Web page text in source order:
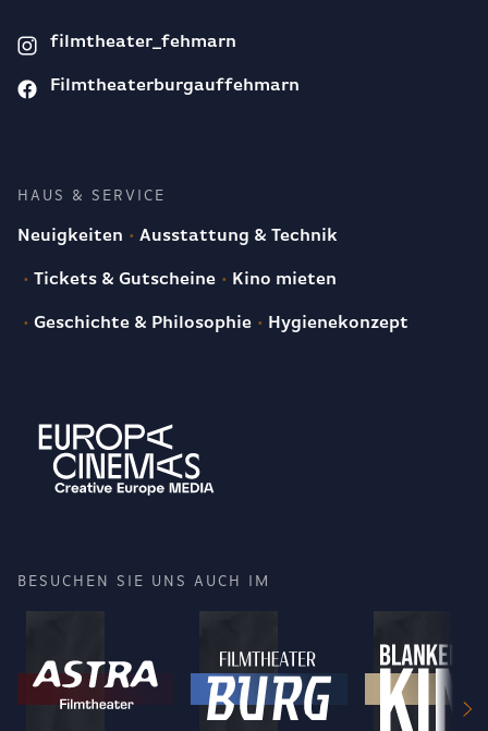
filmtheater_fehmarn
Filmtheaterburgauffehmarn
HAUS & SERVICE
Neuigkeiten Ausstattung & Technik
Tickets & Gutscheine Kino mieten
Geschichte & Philosophie Hygienekonzept
BESUCHEN SIE UNS AUCH IM